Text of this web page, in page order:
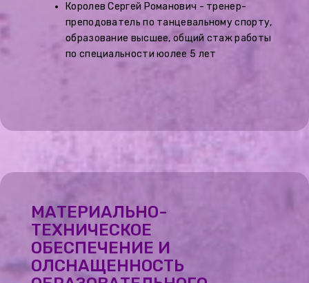
Королев Сергей Романович - тренер-
преподователь по танцевальному спорту,
образование высшее, общий стаж работы
по специальности юолее 5 лет
МАТЕРИАЛЬНО-
ТЕХНИЧЕСКОЕ
ОБЕСПЕЧЕНИЕ И
ОЛСНАЩЕННОСТЬ